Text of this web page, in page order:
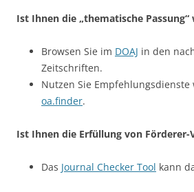
Ist Ihnen die „thematische Passung“
Browsen Sie im DOAJ in den
Zeitschriften.
Nutzen Sie Empfehlungsdienste
oa.finder.
Ist Ihnen die Erfüllung von Förderer-
Das Journal Checker Tool kann